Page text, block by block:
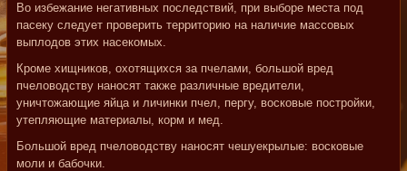
Во избежание негативных последствий, при выборе места под
пасеку следует проверить территорию на наличие массовых
выплодов этих насекомых.
Кроме хищников, охотящихся за пчелами, большой вред
пчеловодству наносят также различные вредители,
уничтожающие яйца и личинки пчел, пергу, восковые постройки,
утепляющие материалы, корм и мед.
Большой вред пчеловодству наносят чешуекрылые: восковые
моли и бабочки.